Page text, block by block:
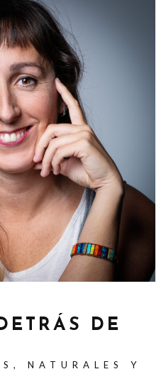
DE
NATURALES Y